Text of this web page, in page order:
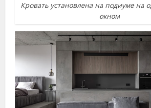
Кровать установлена на подиуме на
окном